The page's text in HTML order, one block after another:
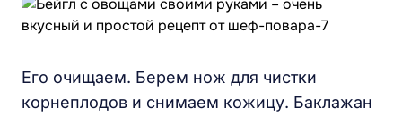
Его очищаем. Берем нож для чистки
корнеплодов и снимаем кожицу. Баклажан